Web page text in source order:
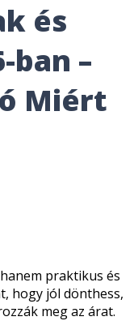
és
ban –
Miért
praktikus és
hogy jól dönthess,
meg az árat.